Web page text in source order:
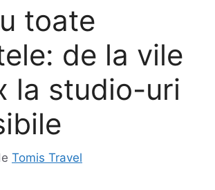
toate
de la vile
la studio-uri
Tomis Travel